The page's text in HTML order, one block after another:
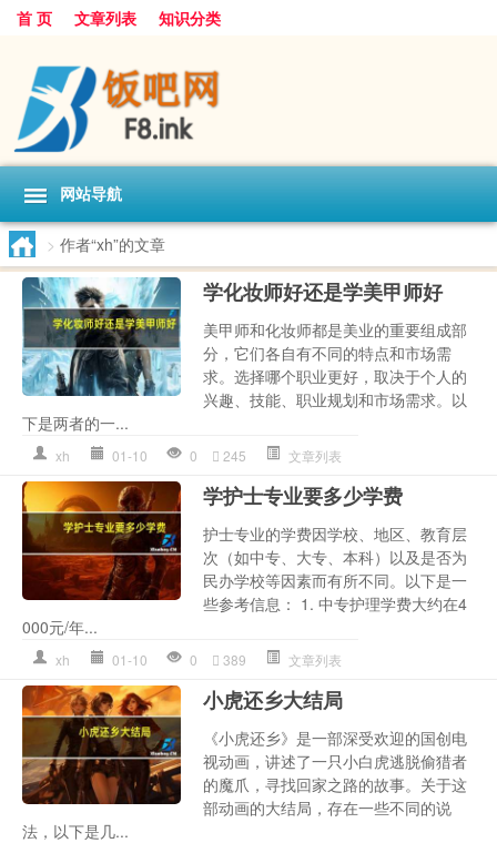
首 页 文章列表 知识分类
网站导航
> 作者“xh”的文章
学化妆师好还是学美甲师好
美甲师和化妆师都是美业的重要组成部
分，它们各自有不同的特点和市场需
求。选择哪个职业更好，取决于个人的
兴趣、技能、职业规划和市场需求。以
下是两者的一...
xh 01-10 0 245 文章列表
学护士专业要多少学费
护士专业的学费因学校、地区、教育层
次（如中专、大专、本科）以及是否为
民办学校等因素而有所不同。以下是一
些参考信息： 1. 中专护理学费大约在4
000元/年...
xh 01-10 0 389 文章列表
小虎还乡大结局
《小虎还乡》是一部深受欢迎的国创电
视动画，讲述了一只小白虎逃脱偷猎者
的魔爪，寻找回家之路的故事。关于这
部动画的大结局，存在一些不同的说
法，以下是几...